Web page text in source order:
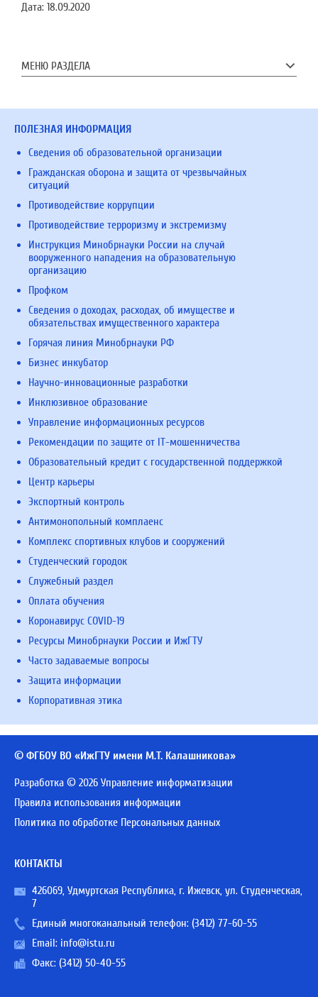
Дата: 18.09.2020
МЕНЮ РАЗДЕЛА
ПОЛЕЗНАЯ ИНФОРМАЦИЯ
Сведения об образовательной организации
Гражданская оборона и защита от чрезвычайных
ситуаций
Противодействие коррупции
Противодействие терроризму и экстремизму
Инструкция Минобрнауки России на случай
вооруженного нападения на образовательную
организацию
Профком
Сведения о доходах, расходах, об имуществе и
обязательствах имущественного характера
Горячая линия Минобрнауки РФ
Бизнес инкубатор
Научно-инновационные разработки
Инклюзивное образование
Управление информационных ресурсов
Рекомендации по защите от IT-мошенничества
Образовательный кредит с государственной поддержкой
Центр карьеры
Экспортный контроль
Антимонопольный комплаенс
Комплекс спортивных клубов и сооружений
Студенческий городок
Служебный раздел
Оплата обучения
Коронавирус COVID-19
Ресурсы Минобрнауки России и ИжГТУ
Часто задаваемые вопросы
Защита информации
Корпоративная этика
© ФГБОУ ВО «ИжГТУ имени М.Т. Калашникова»
Разработка © 2026 Управление информатизации
Правила использования информации
Политика по обработке Персональных данных
КОНТАКТЫ
426069, Удмуртская Республика, г. Ижевск, ул. Студенческая,
7
Единый многоканальный телефон: (3412) 77-60-55
Email: info@istu.ru
Факс: (3412) 50-40-55